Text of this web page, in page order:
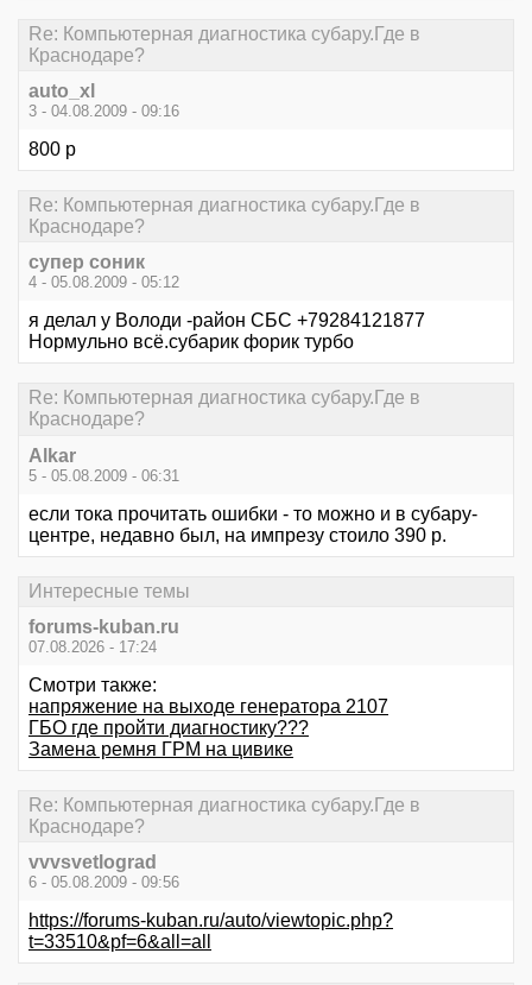
Re: Компьютерная диагностика субару.Где в
Краснодаре?
auto_xl
3 - 04.08.2009 - 09:16
800 p
Re: Компьютерная диагностика субару.Где в
Краснодаре?
супер соник
4 - 05.08.2009 - 05:12
я делал у Володи -район СБС +79284121877
Нормульно всё.субарик форик турбо
Re: Компьютерная диагностика субару.Где в
Краснодаре?
Alkar
5 - 05.08.2009 - 06:31
если тока прочитать ошибки - то можно и в субару-
центре, недавно был, на импрезу стоило 390 р.
Интересные темы
forums-kuban.ru
07.08.2026 - 17:24
Смотри также:
напряжение на выходе генератора 2107
ГБО где пройти диагностику???
Замена ремня ГРМ на цивике
Re: Компьютерная диагностика субару.Где в
Краснодаре?
vvvsvetlograd
6 - 05.08.2009 - 09:56
https://forums-kuban.ru/auto/viewtopic.php?
t=33510&pf=6&all=all